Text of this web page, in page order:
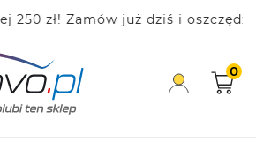
zł! Zamów już dziś i oszczędzaj!
0